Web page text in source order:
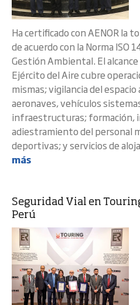
Ha certificado con AENOR la
de acuerdo con la Norma ISO
Gestión Ambiental. El
Ejército del Aire cubre
mismas; vigilancia del
aeronaves, vehículos
infraestructuras; formación,
adiestramiento del personal
deportivas; y servicios de
más
Seguridad Vial en
Perú